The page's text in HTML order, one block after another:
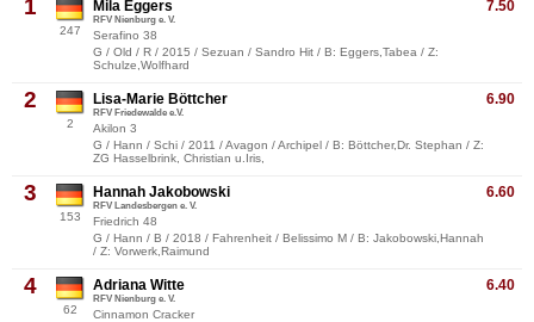
1
247
7.50
Mila Eggers
RFV Nienburg e. V.
Serafino 38
G / Old / R / 2015 / Sezuan / Sandro Hit / B: Eggers,Tabea / Z:
Schulze,Wolfhard
2
2
6.90
Lisa-Marie Böttcher
RFV Friedewalde e.V.
Akilon 3
G / Hann / Schi / 2011 / Avagon / Archipel / B: Böttcher,Dr. Stephan / Z:
ZG Hasselbrink, Christian u.Iris,
3
153
6.60
Hannah Jakobowski
RFV Landesbergen e. V.
Friedrich 48
G / Hann / B / 2018 / Fahrenheit / Belissimo M / B: Jakobowski,Hannah
/ Z: Vorwerk,Raimund
4
62
6.40
Adriana Witte
RFV Nienburg e. V.
Cinnamon Cracker